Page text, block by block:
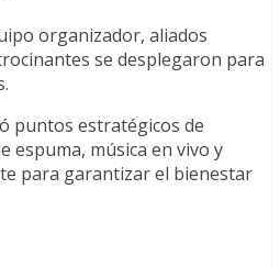
organizador, aliados
se desplegaron para
puntos estratégicos de
espuma, música en vivo y
para garantizar el bienestar